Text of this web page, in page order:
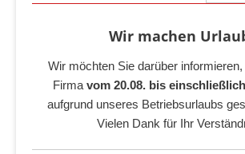
Wir machen
Wir möchten Sie darüber
Firma vom 20.08. bis
aufgrund unseres Betriebsurlaubs
Vielen Dank für Ihr